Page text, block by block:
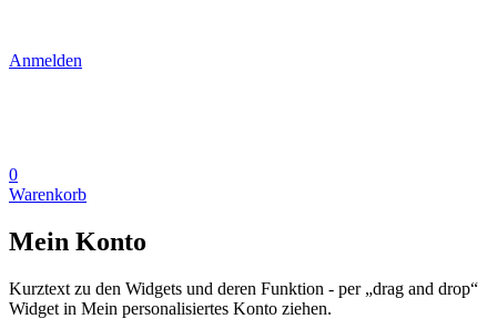
Anmelden
0
Warenkorb
Mein Konto
Kurztext zu den Widgets und deren Funktion - per „drag and drop“
Widget in Mein personalisiertes Konto ziehen.